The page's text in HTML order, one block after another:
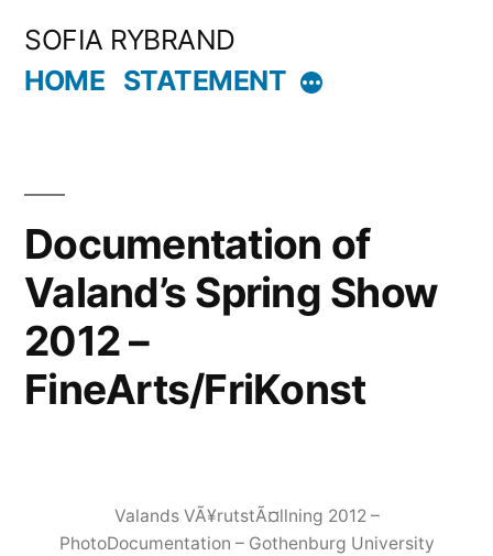
SOFIA RYBRAND
HOME STATEMENT Mer
Documentation of
Valand’s Spring Show
2012 –
FineArts/FriKonst
Valands VÃ¥rutstÃ¤llning 2012 –
PhotoDocumentation – Gothenburg University